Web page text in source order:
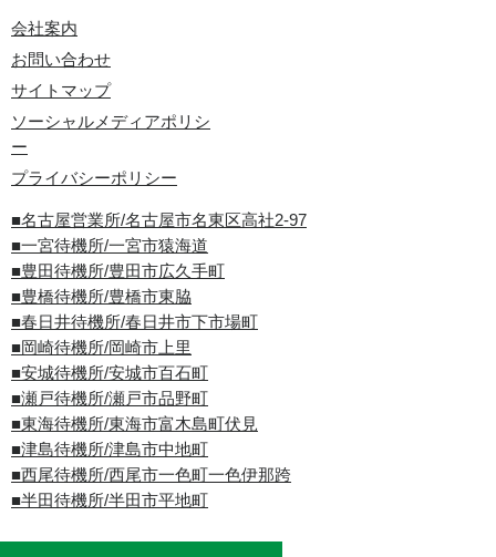
会社案内
お問い合わせ
サイトマップ
ソーシャルメディアポリシ
ー
プライバシーポリシー
■名古屋営業所/名古屋市名東区高社2-97
■一宮待機所/一宮市猿海道
■豊田待機所/豊田市広久手町
■豊橋待機所/豊橋市東脇
■春日井待機所/春日井市下市場町
■岡崎待機所/岡崎市上里
■安城待機所/安城市百石町
■瀬戸待機所/瀬戸市品野町
■東海待機所/東海市富木島町伏見
■津島待機所/津島市中地町
■西尾待機所/西尾市一色町一色伊那跨
■半田待機所/半田市平地町